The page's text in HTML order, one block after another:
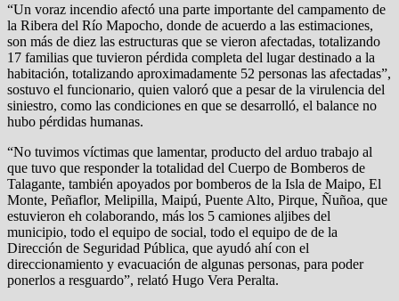
“Un voraz incendio afectó una parte importante del campamento de
la Ribera del Río Mapocho, donde de acuerdo a las estimaciones,
son más de diez las estructuras que se vieron afectadas, totalizando
17 familias que tuvieron pérdida completa del lugar destinado a la
habitación, totalizando aproximadamente 52 personas las afectadas”,
sostuvo el funcionario, quien valoró que a pesar de la virulencia del
siniestro, como las condiciones en que se desarrolló, el balance no
hubo pérdidas humanas.
“No tuvimos víctimas que lamentar, producto del arduo trabajo al
que tuvo que responder la totalidad del Cuerpo de Bomberos de
Talagante, también apoyados por bomberos de la Isla de Maipo, El
Monte, Peñaflor, Melipilla, Maipú, Puente Alto, Pirque, Ñuñoa, que
estuvieron eh colaborando, más los 5 camiones aljibes del
municipio, todo el equipo de social, todo el equipo de de la
Dirección de Seguridad Pública, que ayudó ahí con el
direccionamiento y evacuación de algunas personas, para poder
ponerlos a resguardo”, relató Hugo Vera Peralta.